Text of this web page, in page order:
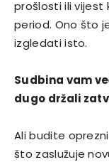
prošlosti ili vijest
period. Ono što
izgledati isto.
Sudbina vam
dugo držali
Ali budite
što zaslužuje